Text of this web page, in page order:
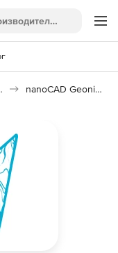
nanoCAD GeoniCS 26